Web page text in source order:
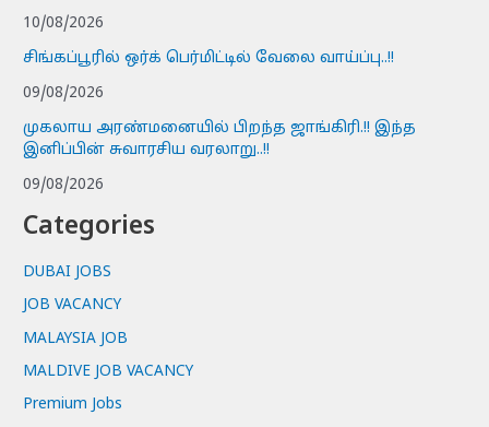
10/08/2026
சிங்கப்பூரில் ஒர்க் பெர்மிட்டில் வேலை வாய்ப்பு..!!
09/08/2026
முகலாய அரண்மனையில் பிறந்த ஜாங்கிரி.!! இந்த
இனிப்பின் சுவாரசிய வரலாறு..!!
09/08/2026
Categories
DUBAI JOBS
JOB VACANCY
MALAYSIA JOB
MALDIVE JOB VACANCY
Premium Jobs